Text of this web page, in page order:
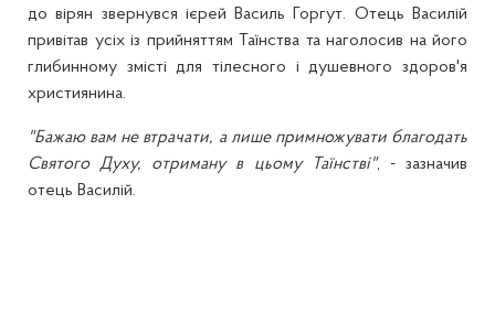
до вірян звернувся ієрей Василь Горгут. Отець Василій
привітав усіх із прийняттям Таїнства та наголосив на його
глибинному змісті для тілесного і душевного здоров'я
християнина.
"Бажаю вам не втрачати, а лише примножувати благодать
Святого Духу, отриману в цьому Таїнстві", - зазначив
отець Василій.